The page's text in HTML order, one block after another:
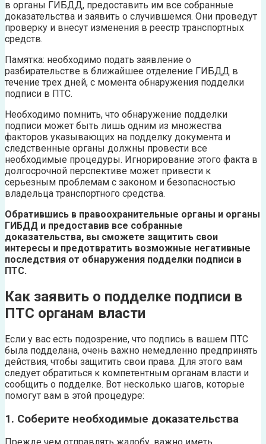
в органы ГИБДД, предоставить им все собранные
доказательства и заявить о случившемся. Они проведут
проверку и внесут изменения в реестр транспортных
средств.
Памятка: необходимо подать заявление о
разбирательстве в ближайшее отделение ГИБДД в
течение трех дней, с момента обнаружения подделки
подписи в ПТС.
Необходимо помнить, что обнаружение подделки
подписи может быть лишь одним из множества
факторов указывающих на подделку документа и
следственные органы должны провести все
необходимые процедуры. Игнорирование этого факта в
долгосрочной перспективе может привести к
серьезным проблемам с законом и безопасностью
владельца транспортного средства.
Обратившись в правоохранительные органы и органы
ГИБДД и предоставив все собранные
доказательства, вы сможете защитить свои
интересы и предотвратить возможные негативные
последствия от обнаружения подделки подписи в
ПТС.
Как заявить о подделке подписи в
ПТС органам власти
Если у вас есть подозрение, что подпись в вашем ПТС
была подделана, очень важно немедленно предпринять
действия, чтобы защитить свои права. Для этого вам
следует обратиться к компетентным органам власти и
сообщить о подделке. Вот несколько шагов, которые
помогут вам в этой процедуре:
1. Соберите необходимые доказательства